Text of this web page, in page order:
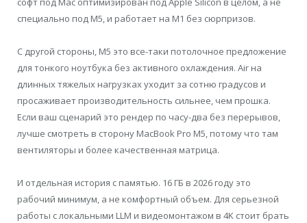
специально под M5, и работает на M1 без сюрпризов.
С другой стороны, M5 это все-таки потолочное предложение
для тонкого ноутбука без активного охлаждения. Air на
длинных тяжелых нагрузках уходит за сотню градусов и
просаживает производительность сильнее, чем прошка.
Если ваш сценарий это рендер по часу-два без перерывов,
лучше смотреть в сторону MacBook Pro M5, потому что там
вентиляторы и более качественная матрица.
И отдельная история с памятью. 16 ГБ в 2026 году это
рабочий минимум, а не комфортный объем. Для серьезной
работы с локальными LLM и видеомонтажом в 4K стоит брать